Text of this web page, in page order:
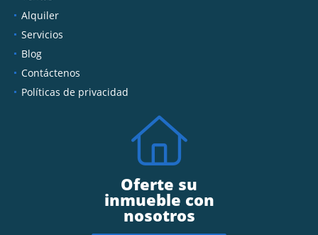
Alquiler
Servicios
Blog
Contáctenos
Políticas de privacidad
Oferte su
inmueble con
nosotros